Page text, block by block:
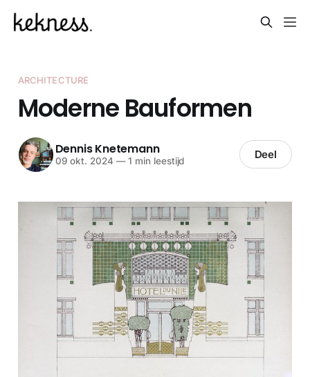
ARCHITECTURE
Moderne Bauformen
Dennis Knetemann
09 okt. 2024 —1 min leestijd Deel